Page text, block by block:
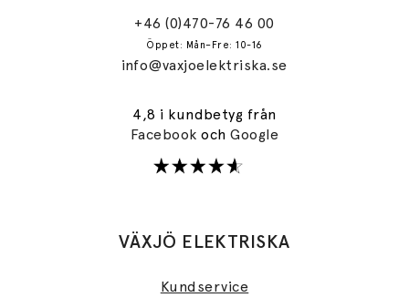
+46 (0)470-76 46 00
Öppet: Mån–Fre: 10-16
info@vaxjoelektriska.se
4,8 i kundbetyg från
FacebookochGoogle
VÄXJÖ ELEKTRISKA
Kundservice